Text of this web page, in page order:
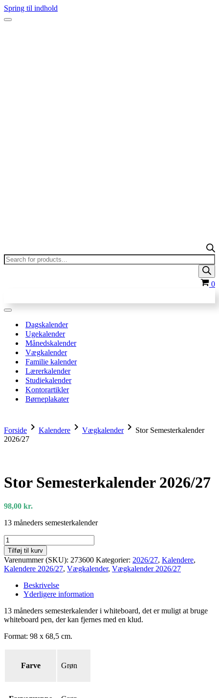
Spring til indhold
Navigation
Products
search
0
Navigation
Dagskalender
Ugekalender
Månedskalender
Vægkalender
Familie kalender
Lærerkalender
Studiekalender
Kontorartikler
Børneplakater
Forside chevron_right Kalendere chevron_right Vægkalenderchevron_right Stor Semesterkalender
2026/27
Stor Semesterkalender 2026/27
98,00 kr.
13 måneders semesterkalender
Stor
Semesterkalender
2026/27
antal
Tilføj til kurv
Varenummer (SKU): 273600 Kategorier: 2026/27, Kalendere,
Kalendere 2026/27, Vægkalender, Vægkalender 2026/27
Beskrivelse
Yderligere information
13 måneders semesterkalender i whiteboard, det er muligt at bruge
whiteboard pen, der kan fjernes med en klud.
Format: 98 x 68,5 cm.
Farve Grøn